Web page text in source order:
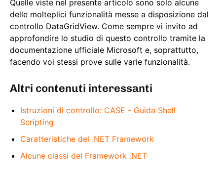
Quelle viste nel presente articolo sono solo alcune
delle molteplici funzionalità messe a disposizione dal
controllo DataGridView. Come sempre vi invito ad
approfondire lo studio di questo controllo tramite la
documentazione ufficiale Microsoft e, soprattutto,
facendo voi stessi prove sulle varie funzionalità.
Altri contenuti interessanti
Istruzioni di controllo: CASE - Guida Shell
Scripting
Caratteristiche del .NET Framework
Alcune classi del Framework .NET